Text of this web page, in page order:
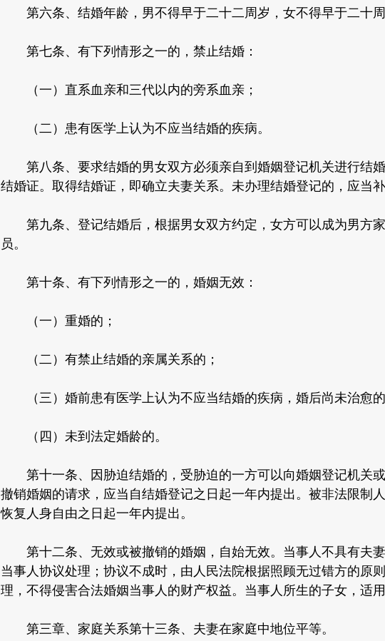
第六条、结婚年龄，男不得早于二十二周岁，女不得早于二十周
第七条、有下列情形之一的，禁止结婚：
（一）直系血亲和三代以内的旁系血亲；
（二）患有医学上认为不应当结婚的疾病。
第八条、要求结婚的男女双方必须亲自到婚姻登记机关进行结
结婚证。取得结婚证，即确立夫妻关系。未办理结婚登记的，应当补
第九条、登记结婚后，根据男女双方约定，女方可以成为男方
员。
第十条、有下列情形之一的，婚姻无效：
（一）重婚的；
（二）有禁止结婚的亲属关系的；
（三）婚前患有医学上认为不应当结婚的疾病，婚后尚未治愈的
（四）未到法定婚龄的。
第十一条、因胁迫结婚的，受胁迫的一方可以向婚姻登记机关
撤销婚姻的请求，应当自结婚登记之日起一年内提出。被非法限制
恢复人身自由之日起一年内提出。
第十二条、无效或被撤销的婚姻，自始无效。当事人不具有夫
当事人协议处理；协议不成时，由人民法院根据照顾无过错方的原
理，不得侵害合法婚姻当事人的财产权益。当事人所生的子女，适
第三章、家庭关系第十三条、夫妻在家庭中地位平等。